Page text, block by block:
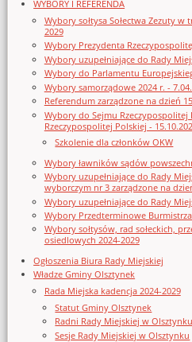
WYBORY I REFERENDA
Wybory sołtysa Sołectwa Zezuty
2029
Wybory Prezydenta
Wybory uzupełniające do Rady
Wybory do Parlamentu
Wybory samorządowe 2024 r. -
Referendum zarządzone na dzień
Wybory do Sejmu Rzeczypospolitej
Rzeczypospolitej Polskiej -
Szkolenie dla członków OKW
Wybory ławników sądów
Wybory uzupełniające do Rady
wyborczym nr 3 zarządzone na
Wybory uzupełniające do Rady
Wybory Przedterminowe
Wybory sołtysów, rad sołeckich,
osiedlowych 2024-2029
Ogłoszenia Biura Rady Miejskiej
Władze Gminy Olsztynek
Rada Miejska kadencja 2024-2029
Statut Gminy Olsztynek
Radni Rady Miejskiej w
Sesje Rady Miejskiej w Olsztynku